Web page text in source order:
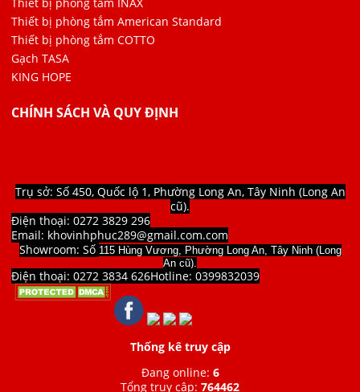
Thiết bị phòng tắm American Standard
Thiết bị phòng tắm COTTO
Gạch TASA
KING HOPE
CHÍNH SÁCH VÀ QUY ĐỊNH
Trụ sở: Số 450, Quốc lộ 1, Phường Long An, Tây Ninh (Long An
cũ).
Điện thoại: 0272 3829 296
Email: khovinhphuc289@gmail.com.com
Showroom: Số 115 Hùng Vương, Phường Long An, Tây Ninh (Long
An cũ).
Điện thoại: 0272 3834 626Hotline:0399832039
Thống kê truy cập
Đang online: 6
Tổng truy cập: 764462